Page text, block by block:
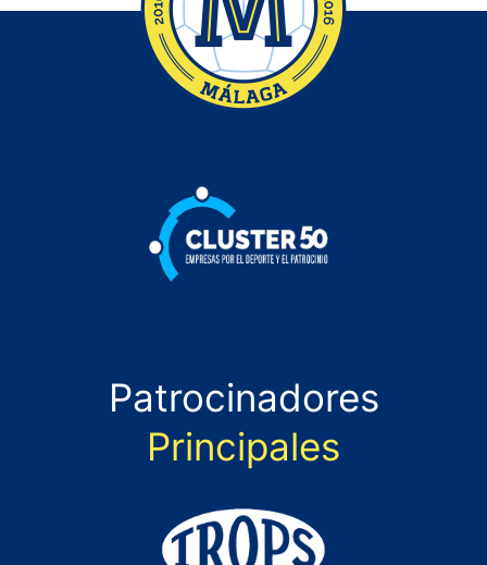
Patrocinadores
Principales